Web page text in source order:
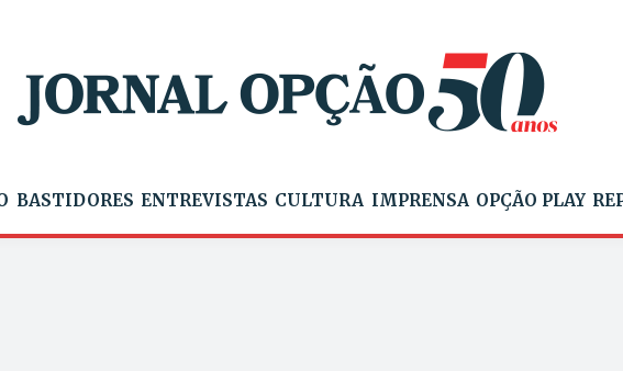
BASTIDORES ENTREVISTAS CULTURA IMPRENSA OPÇÃO PLAY